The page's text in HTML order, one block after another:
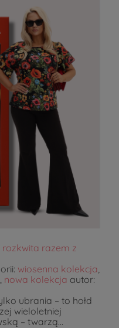
rozkwita razem z
wiosenna kolekcja
nowa kolekcja autor:
ubrania – to hołd
wieloletniej
– twarzą...